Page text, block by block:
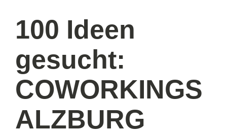
100 Ideen
gesucht:
COWORKINGS
ALZBURG